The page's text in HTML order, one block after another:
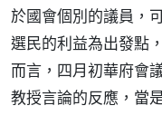
於國會個別的議員，
選民的利益為出發點
而言，四月初華府會
教授言論的反應，當